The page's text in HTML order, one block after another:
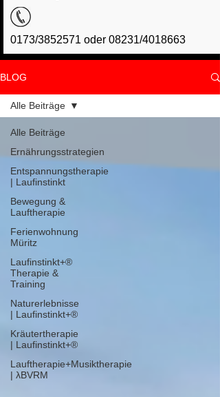
0173/3852571 oder 08231/4018663
BLOG
Alle Beiträge
Ernährungsstrategien
Entspannungstherapie
| Laufinstinkt
Bewegung &
Lauftherapie
Ferienwohnung
Müritz
Laufinstinkt+®
Therapie &
Training
Naturerlebnisse
| Laufinstinkt+®
Kräutertherapie
| Laufinstinkt+®
Lauftherapie+Musiktherapie
| λBVRM
Alle Beiträge